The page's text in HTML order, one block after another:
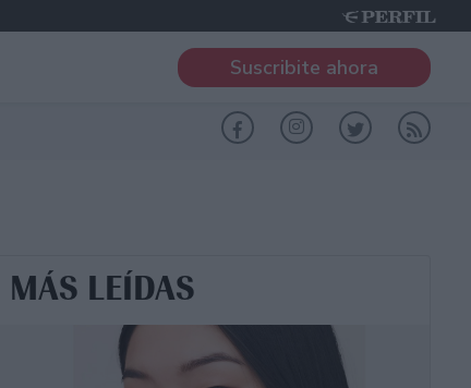
Suscribite ahora
MÁS LEÍDAS